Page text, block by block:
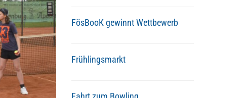
FösBooK gewinnt Wettbewerb
Frühlingsmarkt